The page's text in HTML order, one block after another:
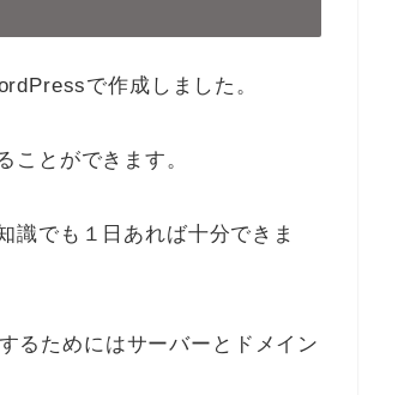
で作成しました。
ことができます。
識でも１日あれば十分できま
るためにはサーバーとドメイン